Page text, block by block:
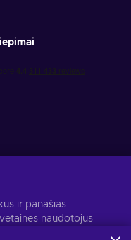
informacijos rasi
ir panašias
naudotojus